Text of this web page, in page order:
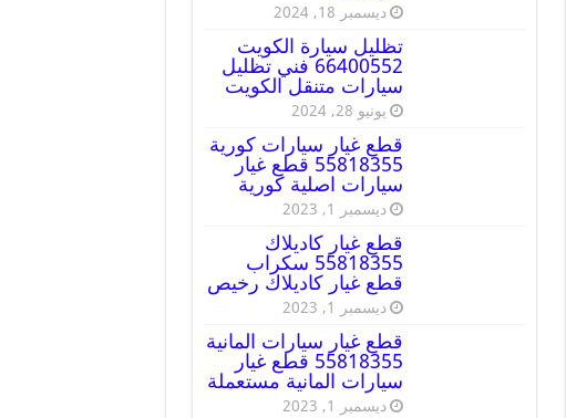
ديسمبر 18, 2024
تظليل سيارة الكويت
66400552 فني تظليل
سيارات متنقل الكويت
يونيو 28, 2024
قطع غيار سيارات كورية
55818355 قطع غيار
سيارات اصلية كورية
ديسمبر 1, 2023
قطع غيار كاديلاك
55818355 سكراب
قطع غيار كاديلاك رخيص
ديسمبر 1, 2023
قطع غيار سيارات المانية
55818355 قطع غيار
سيارات المانية مستعملة
ديسمبر 1, 2023